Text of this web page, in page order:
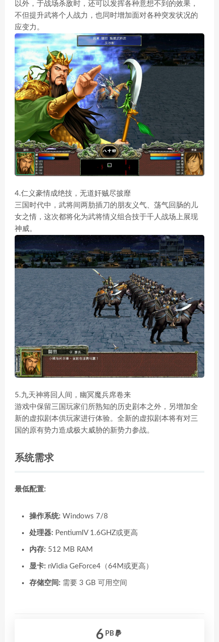
以外，于战场杀敌时，还可以发挥各种意想不到的效果，
不但提升武将个人战力，也同时增加面对各种突发状况的
应变力。
4.仁义豪情成绝技，无道奸贼尽披靡
三国时代中，武将间两肋插刀的朋友义气、荡气回肠的儿
女之情，这次都将化为武将情义组合技于千人战场上展现
神威。
5.九天神将回人间，幽冥魔兵席卷来
游戏中保留三国玩家们所熟知的历史剧本之外，另增加全
新的虚拟剧本供玩家进行体验。全新的虚拟剧本将有对三
国的原有势力造成极大威胁的新势力参战。
系统需求
最低配置:
操作系统: Windows 7/8
处理器: PentiumIV 1.6GHZ或更高
内存: 512 MB RAM
显卡: nVidia GeForce4（64M或更高）
存储空间: 需要 3 GB 可用空间
6 PB